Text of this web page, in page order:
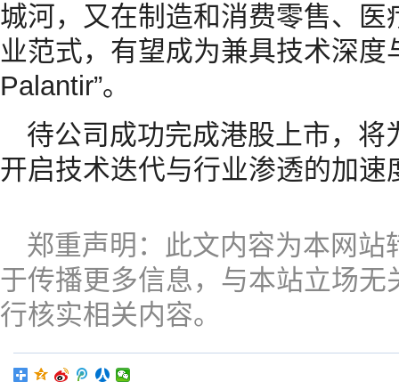
城河，又在制造和消费零售、
业范式，有望成为兼具技术深度
Palantir”。
待公司成功完成港股上市，将
开启技术迭代与行业渗透的加速
郑重声明：此文内容为本网
于传播更多信息，与本站立场
行核实相关内容。